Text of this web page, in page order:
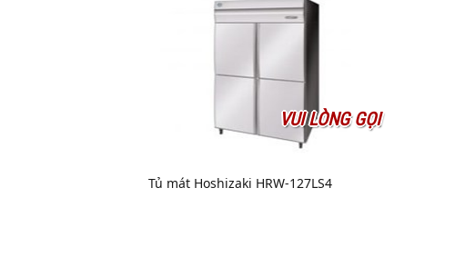
VUI LÒNG GỌI
Tủ mát Hoshizaki HRW-127LS4